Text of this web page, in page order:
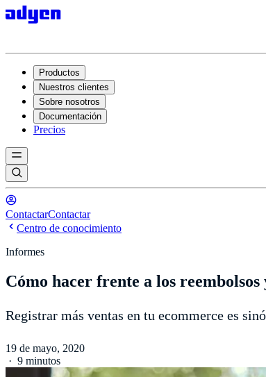
Productos
Nuestros clientes
Sobre nosotros
Documentación
Precios
ContactarContactar
Centro de conocimiento
Informes
Cómo hacer frente a los reembolsos
Registrar más ventas en tu ecommerce es
19 de mayo, 2020
· 9 minutos